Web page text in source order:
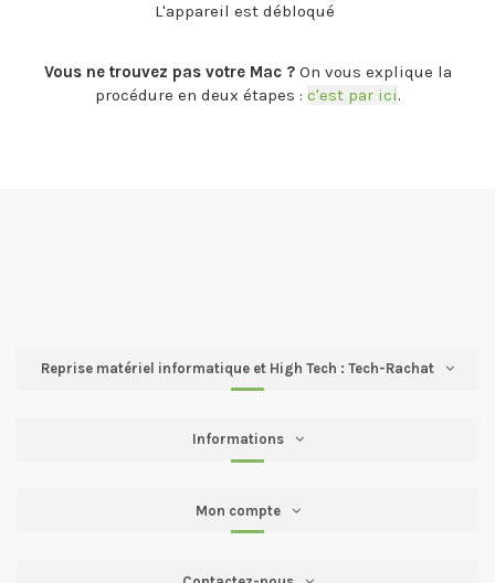
L'appareil est débloqué
Vous ne trouvez pas votre Mac ?On vous explique la
procédure en deux étapes : c'est par ici.
Reprise matériel informatique et High Tech : Tech-Rachat
Informations
Mon compte